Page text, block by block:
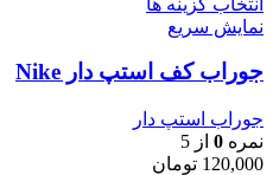
نمایش سریع
جوراب کف استپ دار Nike
جوراب استپ دار
نمره 0 از 5
120,000 تومان